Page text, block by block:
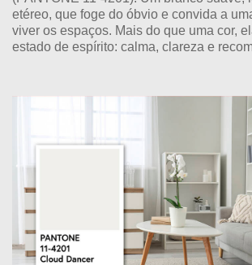
etéreo, que foge do óbvio e convida a
viver os espaços. Mais do que uma cor,
estado de espírito: calma, clareza e